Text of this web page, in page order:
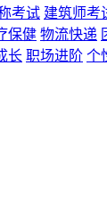
考试 建筑师考
保健 物流快递
长 职场进阶 个